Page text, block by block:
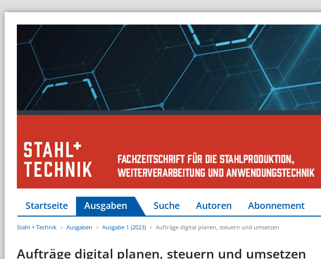
Startseite Ausgaben Suche Autoren Abonnement
Stahl + Technik Ausgaben Ausgabe 1 (2023) Aufträge digital planen, steuern und umsetzen
Aufträge digital planen, steuern und umsetzen